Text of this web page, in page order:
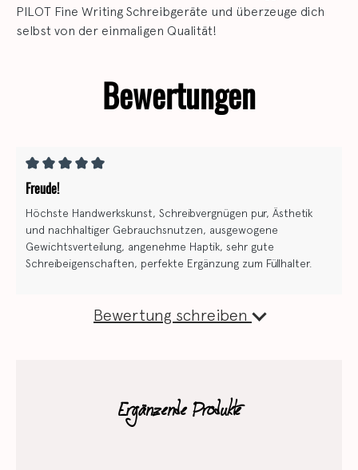
PILOT Fine Writing Schreibgeräte und überzeuge dich
selbst von der einmaligen Qualität!
Bewertungen
Freude!
Höchste Handwerkskunst, Schreibvergnügen pur, Ästhetik
und nachhaltiger Gebrauchsnutzen, ausgewogene
Gewichtsverteilung, angenehme Haptik, sehr gute
Schreibeigenschaften, perfekte Ergänzung zum Füllhalter.
Bewertung schreiben
Ergänzende Produkte